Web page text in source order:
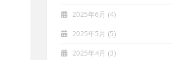
2025年6月 (4)
2025年5月 (5)
2025年4月 (3)